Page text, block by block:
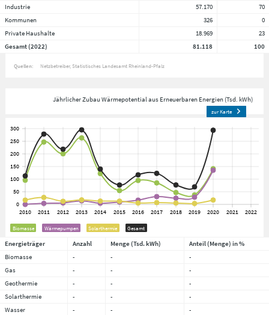
Industrie
57.170
70
Kommunen
326
0
Private Haushalte
18.969
23
Gesamt (2022)
81.118 100
Quellen: Netzbetreiber Statistisches Landesamt Rheinland-Pfalz
Jährlicher Zubau Wärmepotential aus Erneuerbaren Energien (Tsd. kWh)
zur Karte
Biomasse Wärmepumpen Solarthermie Gesamt
Energieträger Anzahl Menge (Tsd. kWh)
Anteil (Menge) in %
Biomasse
- -
-
Gas
- -
-
Geothermie
- -
-
Solarthermie
- -
-
Wasser
- -
-